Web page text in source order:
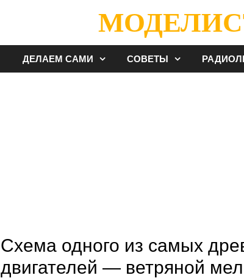
ДЕЛАЕМ САМИ СОВЕТЫ
Схема одного из самых
двигателей — ветряной